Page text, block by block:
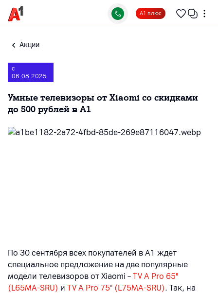
А1 плюс
Акции
с
06.08.2025
Умные телевизоры от Xiaomi со скидками
до 500 рублей в А1
По 30 сентября всех покупателей в А1 ждет
специальное предложение на две популярные
модели телевизоров от Xiaomi – TV A Pro 65"
(L65MA-SRU) и TV A Pro 75" (L75MA-SRU). Так, на